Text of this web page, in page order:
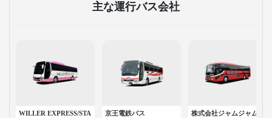
主な運行バス会社
WILLER EXPRESS/STA
京王電鉄バス
株式会社ジャムジャム